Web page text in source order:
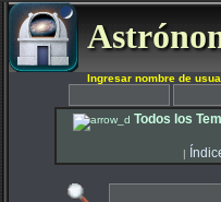
Ingresar nombre de
Todos los
|